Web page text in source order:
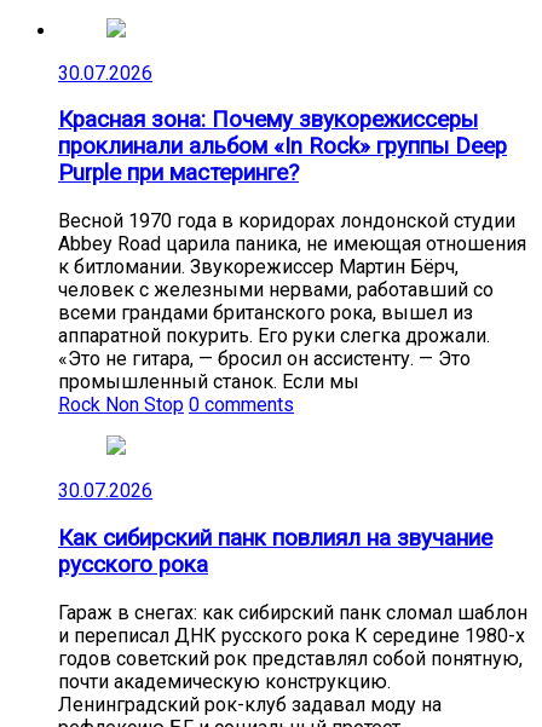
30.07.2026
Красная зона: Почему звукорежиссеры
проклинали альбом «In Rock» группы Deep
Purple при мастеринге?
Весной 1970 года в коридорах лондонской студии
Abbey Road царила паника, не имеющая отношения
к битломании. Звукорежиссер Мартин Бёрч,
человек с железными нервами, работавший со
всеми грандами британского рока, вышел из
аппаратной покурить. Его руки слегка дрожали.
«Это не гитара, — бросил он ассистенту. — Это
промышленный станок. Если мы
Rock Non Stop 0 comments
30.07.2026
Как сибирский панк повлиял на звучание
русского рока
Гараж в снегах: как сибирский панк сломал шаблон
и переписал ДНК русского рока К середине 1980-х
годов советский рок представлял собой понятную,
почти академическую конструкцию.
Ленинградский рок-клуб задавал моду на